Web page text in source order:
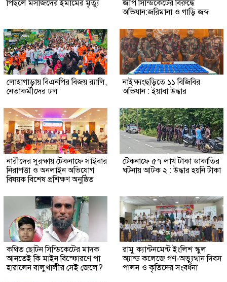
পিছলে মসজিদের ইমামের মৃত্যু
জীপ সিন্ডিকেটের বিরুদ্ধে
অভিযান:জরিমানা ও গাড়ি জব্দ
লোহাগাড়ায় বিএনপির বিজয় র‍্যালি,
নেতাকর্মীদের ঢল
নাইক্ষ্যংছড়িতে ১১ বিজিবির
অভিযান : ইয়াবা উদ্ধার
নারীদের সুরক্ষায় টেকনাফে সাইবার
নিরাপত্তা ও অনলাইন অভিযোগ
বিষয়ক বিশেষ প্রশিক্ষণ অনুষ্ঠিত
টেকনাফে ৫৭ লাখ টাকা ডাকাতির
ঘটনায় আটক ২ : উদ্ধার হয়নি টাকা
কথিত ছোটন সিন্ডিকেটের মাদক
আনতেই কি মাইন বিস্ফোরণে পা
হারালেন বালুখালীর সেই জেলে?
রামু ক্যান্টনমেন্ট ইংলিশ স্কুল
অ্যান্ড কলেজে গণ-অভ্যুত্থান দিবস
পালন ও কৃতিদের সংবর্ধনা